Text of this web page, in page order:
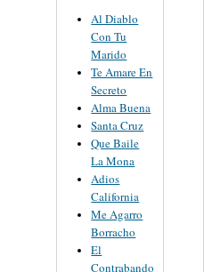
Al Diablo
Con Tu
Marido
Te Amare En
Secreto
Alma Buena
Santa Cruz
Que Baile
La Mona
Adios
California
Me Agarro
Borracho
El
Contrabando